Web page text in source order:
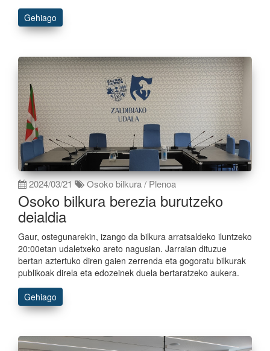
Gehiago
2024/03/21 Osoko bilkura / Plenoa
Osoko bilkura berezia burutzeko
deialdia
Gaur, ostegunarekin, izango da bilkura arratsaldeko iluntzeko
20:00etan udaletxeko areto nagusian. Jarraian dituzue
bertan aztertuko diren gaien zerrenda eta gogoratu bilkurak
publikoak direla eta edozeinek duela bertaratzeko aukera.
Gehiago